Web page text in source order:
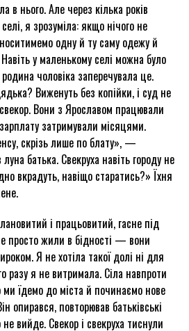
в нього. Але через кілька років
я зрозуміла: якщо нічого не
одну й ту саму одежу й
у маленькому селі можна було
чоловіка заперечувала це.
Виженуть без копійки, і суд не
Вони з Ярославом працювали
затримували місяцями.
скрізь лише по блату», —
батька. Свекруха навіть городу не
вкрадуть, навіщо старатись?» Їхня
і працьовитий, гасне під
просто жили в бідності — вони
Я не хотіла такої долі ні для
разу я не витримала. Сіла навпроти
ми їдемо до міста й починаємо нове
опирався, повторював батьківські
вийде. Свекор і свекруха тиснули